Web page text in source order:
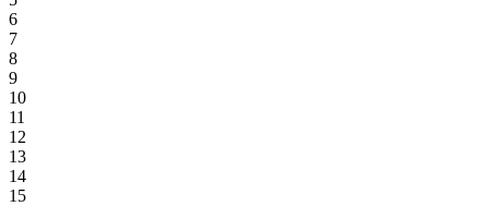
6
7
8
9
10
11
12
13
14
15